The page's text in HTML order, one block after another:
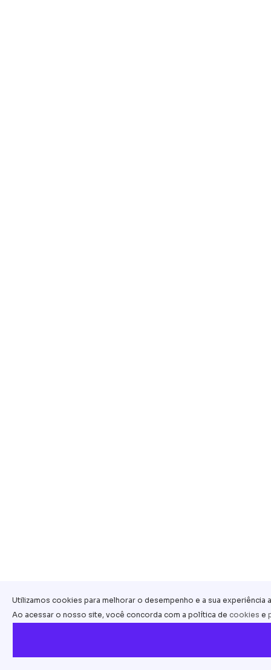
Utilizamos cookies para melhorar o desempenho e a sua
Ao acessar o nosso site, você concorda com a política de cookies e